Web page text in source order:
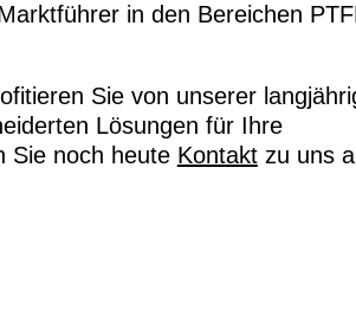
in den Bereichen
Sie von unserer
Lösungen für Ihre
Sie noch heute Kontaktzu uns